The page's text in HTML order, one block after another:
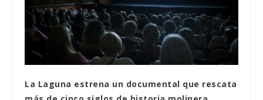
La Laguna estrena un documental que rescata